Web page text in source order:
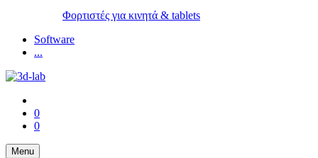
Φορτιστές για κινητά & tablets
Software
...
0
0
Menu